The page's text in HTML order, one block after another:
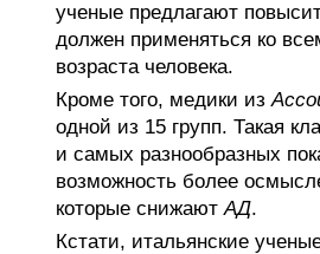
ученые предлагают
должен применяться ко
возраста человека.
Кроме того, медики из
одной из 15 групп. Такая
и самых разнообразных
возможность более
которые снижаютАД.
Кстати, итальянские